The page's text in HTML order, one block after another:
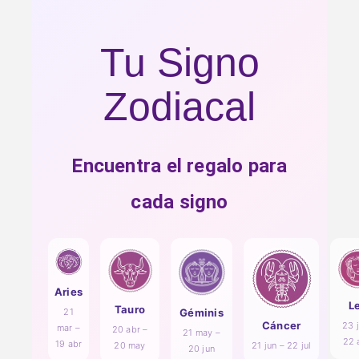
Tu Signo
Zodiacal
Encuentra el regalo para
cada signo
Aries
21
mar –
19 abr
Tauro
20 abr –
20 may
Géminis
21 may –
20 jun
Cáncer
21 jun – 22 jul
23
22